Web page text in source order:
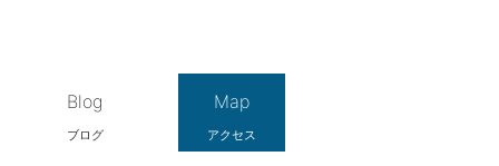
Blog
ブログ
Map
アクセス